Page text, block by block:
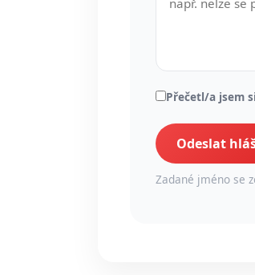
Přečetl/a jsem si
Odeslat
Zadané jméno se